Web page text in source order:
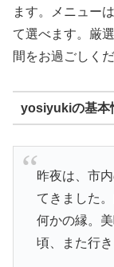
ます。メニュー
て選べます。厳
間をお過ごしくだ
yosiyukiの基本
昨夜は、市
てきました
何かの縁。
頃、また行き